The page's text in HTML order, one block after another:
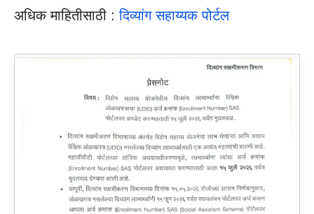
अधिक माहितीसाठी :दिव्यांग सहाय्यक पोर्टल